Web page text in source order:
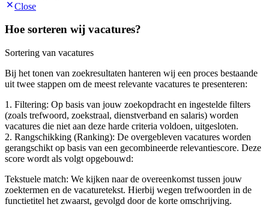
Close
Hoe sorteren wij vacatures?
Sortering van vacatures
Bij het tonen van zoekresultaten hanteren wij een proces bestaande
uit twee stappen om de meest relevante vacatures te presenteren:
1. Filtering: Op basis van jouw zoekopdracht en ingestelde filters
(zoals trefwoord, zoekstraal, dienstverband en salaris) worden
vacatures die niet aan deze harde criteria voldoen, uitgesloten.
2. Rangschikking (Ranking): De overgebleven vacatures worden
gerangschikt op basis van een gecombineerde relevantiescore. Deze
score wordt als volgt opgebouwd:
Tekstuele match: We kijken naar de overeenkomst tussen jouw
zoektermen en de vacaturetekst. Hierbij wegen trefwoorden in de
functietitel het zwaarst, gevolgd door de korte omschrijving.